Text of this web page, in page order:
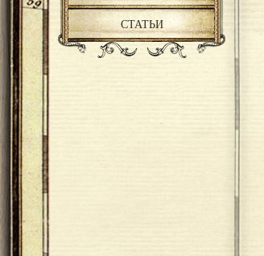
СТАТЬИ